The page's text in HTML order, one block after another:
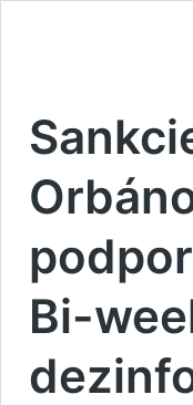
Bi-